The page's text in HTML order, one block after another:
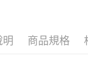
明 商品規格